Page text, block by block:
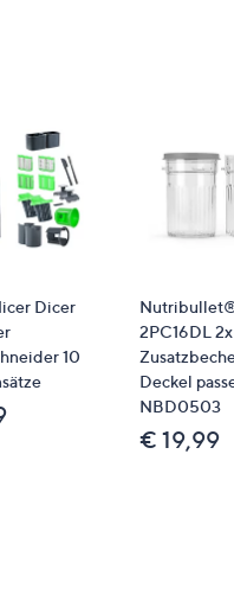
einen Paketshop, eine
lieferbar.
Dicer
10
2PC16DL
Deckel
NBD0503
€ 19,99